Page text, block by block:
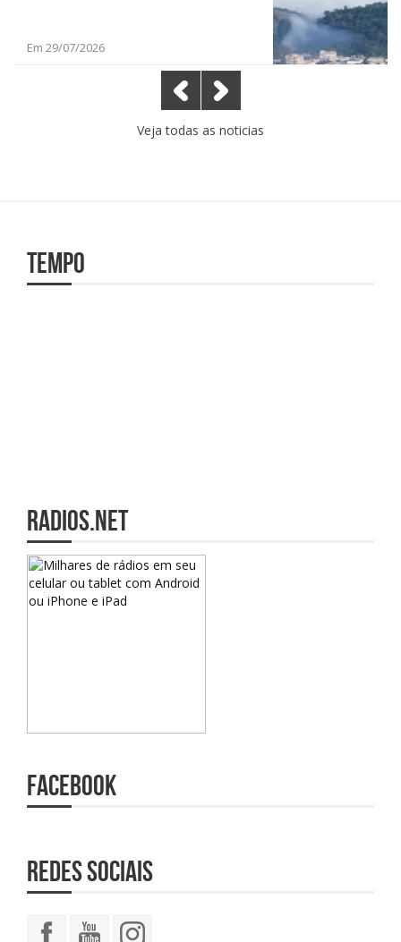
Em 29/07/2026
Veja todas as noticias
Tempo
radios.net
Facebook
Redes Sociais